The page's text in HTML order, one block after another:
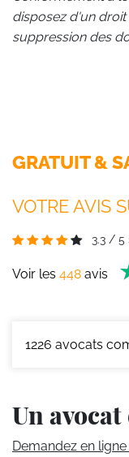
disposez d'un
suppression des
GRATUIT &
VOTRE AVIS
3.3 / 5
Voir les 448 avis
1226 avocats
Un
Demandez en